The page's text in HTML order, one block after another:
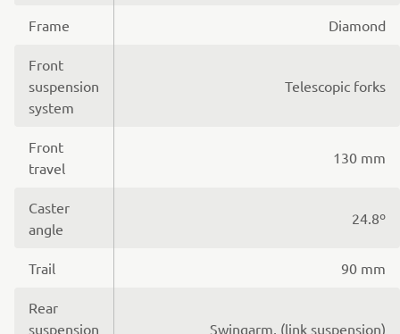
Frame Diamond
Front
suspension
system
Telescopic forks
Front
travel
130 mm
Caster
angle
24.8º
Trail 90 mm
Rear
suspension
Swingarm, (link suspension)